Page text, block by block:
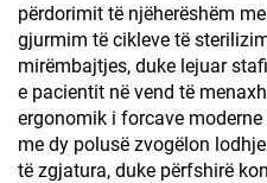
përdorimit të njëherëshëm
gjurmim të cikleve të
mirëmbajtjes, duke lejuar
e pacientit në vend të
ergonomik i forcave
me dy polusë zvogëlon
të zgjatura, duke përfshirë